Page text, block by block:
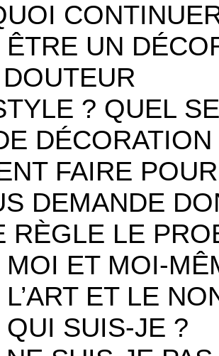
ÊTRE UN
? QUEL
DÉCORATION
FAIRE
DEMANDE
RÈGLE LE
MOI ET MOI-
ET LE
QUI SUIS-JE ?